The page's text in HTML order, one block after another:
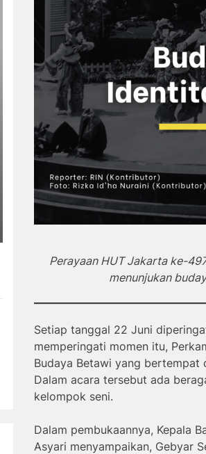
Perayaan HUT Jakarta ke-
menunjukan
Setiap tanggal 22 Juni
memperingati momen itu,
Budaya Betawi yang bertempat
Dalam acara tersebut ada
kelompok seni.
Dalam pembukaannya, Kepala
Asyari menyampaikan, Gebyar